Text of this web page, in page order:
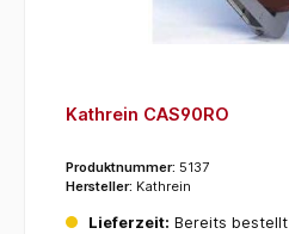
Kathrein CAS90RO
Produktnummer: 5137
Hersteller: Kathrein
Lieferzeit: Bereits bestellt